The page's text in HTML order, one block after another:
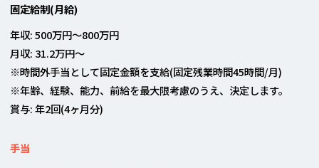
固定給制(月給)
年収: 500万円〜800万円
月収: 31.2万円〜
※時間外手当として固定金額を支給(固定残業時間45時間/月)
※年齢、経験、能力、前給を最大限考慮のうえ、決定します。
賞与: 年2回(4ヶ月分)
手当